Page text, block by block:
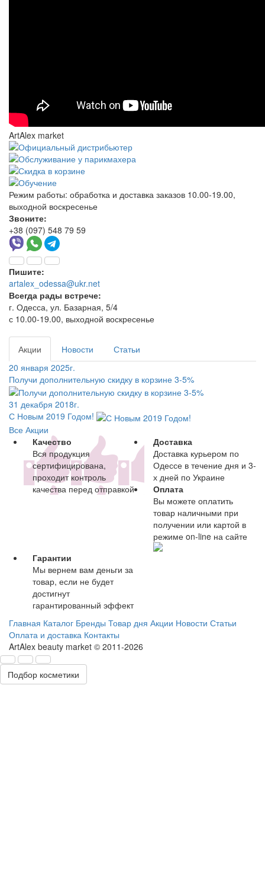
ArtAlex market
Режим работы: обработка и доставка заказов 10.00-19.00,
выходной воскресенье
Звоните:
+38 (097) 548 79 59
Пишите:
artalex_odessa@ukr.net
Всегда рады встрече:
г. Одесса, ул. Базарная, 5/4
с 10.00-19.00, выходной воскресенье
Акции Новости
Статьи
20 января 2025г.
Получи дополнительную скидку в корзине 3-5%
31 декабря 2018г.
С Новым 2019 Годом!
Все Акции
Качество
Вся продукция
сертифицирована,
проходит контроль
качества перед отправкой
Доставка
Доставка курьером по
Одессе в течение дня и 3-
х дней по Украине
Оплата
Вы можете оплатить
товар наличными при
получении или картой в
режиме on-line на сайте
Гарантии
Мы вернем вам деньги за
товар, если не будет
достигнут
гарантированный эффект
Главная Каталог Бренды Товар дня Акции Новости Статьи
Оплата и доставка Контакты
ArtAlex beauty market © 2011-2026
Подбор косметики